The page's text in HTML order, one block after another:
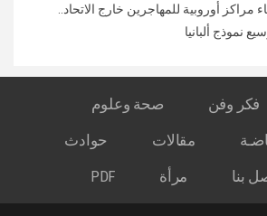
مراكز أوروبية للمهاجرين خارج الاتحاد..
نموذج ألبانيا
فكر وفن
صحة وعلوم
مقالات
حوادث
بنا مرأة PDF